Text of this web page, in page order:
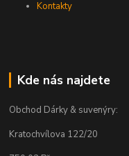
Kontakty
Kde nás najdete
Obchod Dárky & suvenýry:
Kratochvílova 122/20